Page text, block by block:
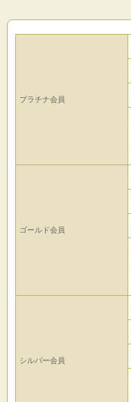
プラチナ会員
ゴールド会員
シルバー会員